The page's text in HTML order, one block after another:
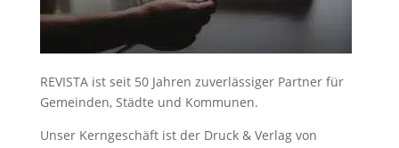
REVISTA ist seit 50 Jahren zuverlässiger Partner für
Gemeinden, Städte und Kommunen.
Unser Kerngeschäft ist der Druck & Verlag von